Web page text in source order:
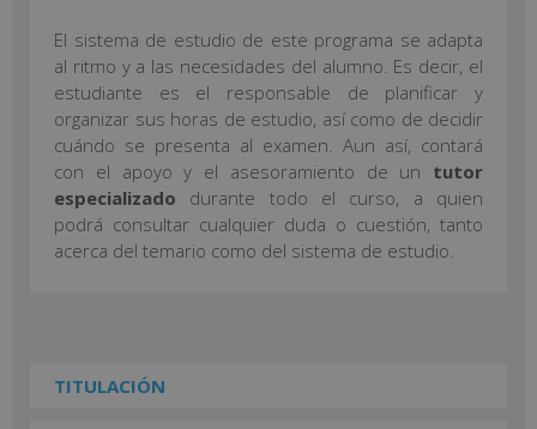
El sistema de estudio de este programa se adapta
al ritmo y a las necesidades del alumno. Es decir, el
estudiante es el responsable de planificar y
organizar sus horas de estudio, así como de decidir
cuándo se presenta al examen. Aun así, contará
con el apoyo y el asesoramiento de un tutor
especializado durante todo el curso, a quien
podrá consultar cualquier duda o cuestión, tanto
acerca del temario como del sistema de estudio.
TITULACIÓN